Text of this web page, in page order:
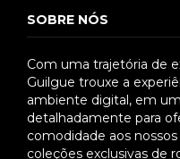
SOBRE NÓS
Com uma trajetória de
Guilgue trouxe a
ambiente digital, em
detalhadamente para
comodidade aos
coleções exclusivas de